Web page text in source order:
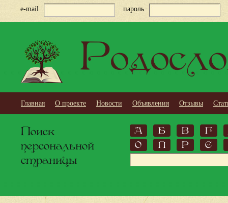
e-mail пароль
Главная О проекте Новости Объявления Отзывы
Поиск
персональной
страницы
А Б В
Г
О
П Р С